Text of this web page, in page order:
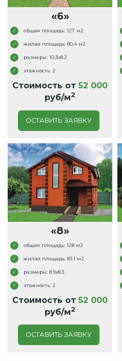
«6»
общая площадь: 127 м2
жилая площадь: 80.4 м2
размеры: 10.3x8.2
этажность: 2
Стоимость от 52 000
руб/м2
ОСТАВИТЬ ЗАЯВКУ
«8»
общая площадь: 128 м2
жилая площадь: 83.1 м2
размеры: 8.9x8.3
этажность: 2
Стоимость от 52 000
руб/м2
ОСТАВИТЬ ЗАЯВКУ